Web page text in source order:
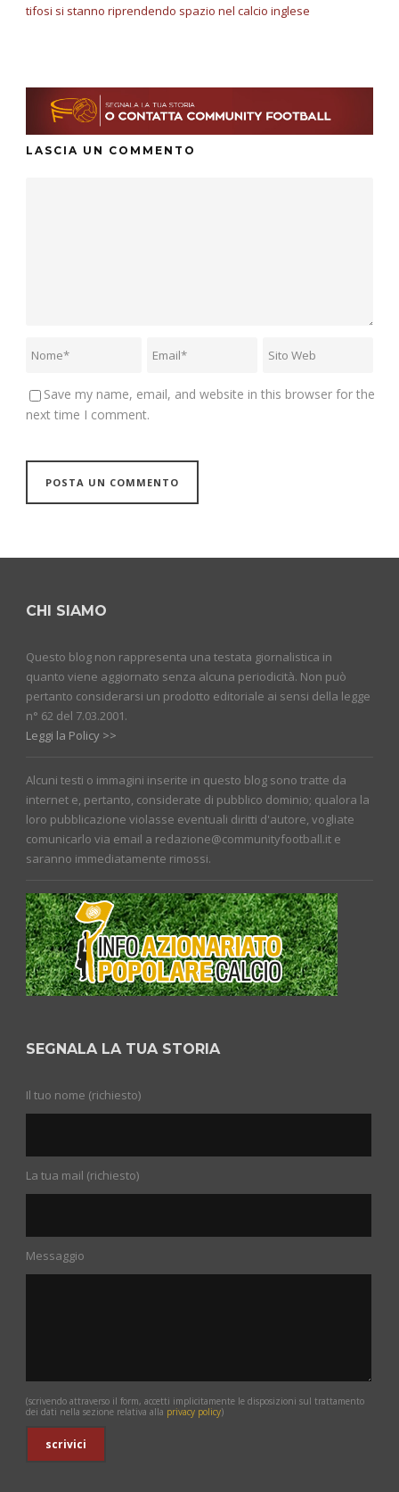
tifosi si stanno riprendendo spazio nel calcio inglese
LASCIA UN COMMENTO
Save my name, email, and website in this browser for the
next time I comment.
CHI SIAMO
Questo blog non rappresenta una testata giornalistica in
quanto viene aggiornato senza alcuna periodicità. Non può
pertanto considerarsi un prodotto editoriale ai sensi della legge
n° 62 del 7.03.2001.
Leggi la Policy >>
Alcuni testi o immagini inserite in questo blog sono tratte da
internet e, pertanto, considerate di pubblico dominio; qualora la
loro pubblicazione violasse eventuali diritti d'autore, vogliate
comunicarlo via email a redazione@communityfootball.it e
saranno immediatamente rimossi.
SEGNALA LA TUA STORIA
Il tuo nome (richiesto)
La tua mail (richiesto)
Messaggio
(scrivendo attraverso il form, accetti implicitamente le disposizioni sul trattamento
dei dati nella sezione relativa alla privacy policy)